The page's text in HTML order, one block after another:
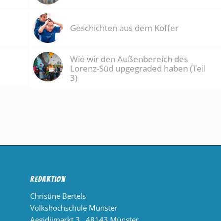
Geschichten aus dem Koffer
Wie wir den Außenbereich des
Lorenz-Süd upgegraded haben (Teil
3)
Redaktion
Christine Bertels
Volkshochschule Münster